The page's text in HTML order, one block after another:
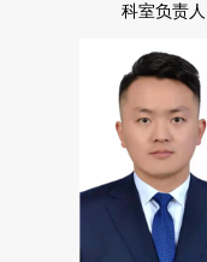
科室负责人